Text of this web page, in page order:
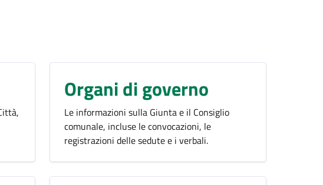
Organi di governo
Le informazioni sulla Giunta e il Consiglio
comunale, incluse le convocazioni, le
registrazioni delle sedute e i verbali.